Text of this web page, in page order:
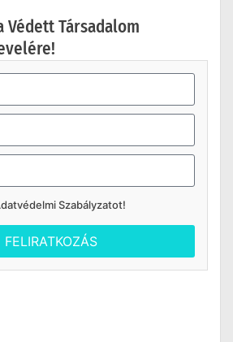
Társadalom
Szabályzatot!
FELIRATKOZÁS